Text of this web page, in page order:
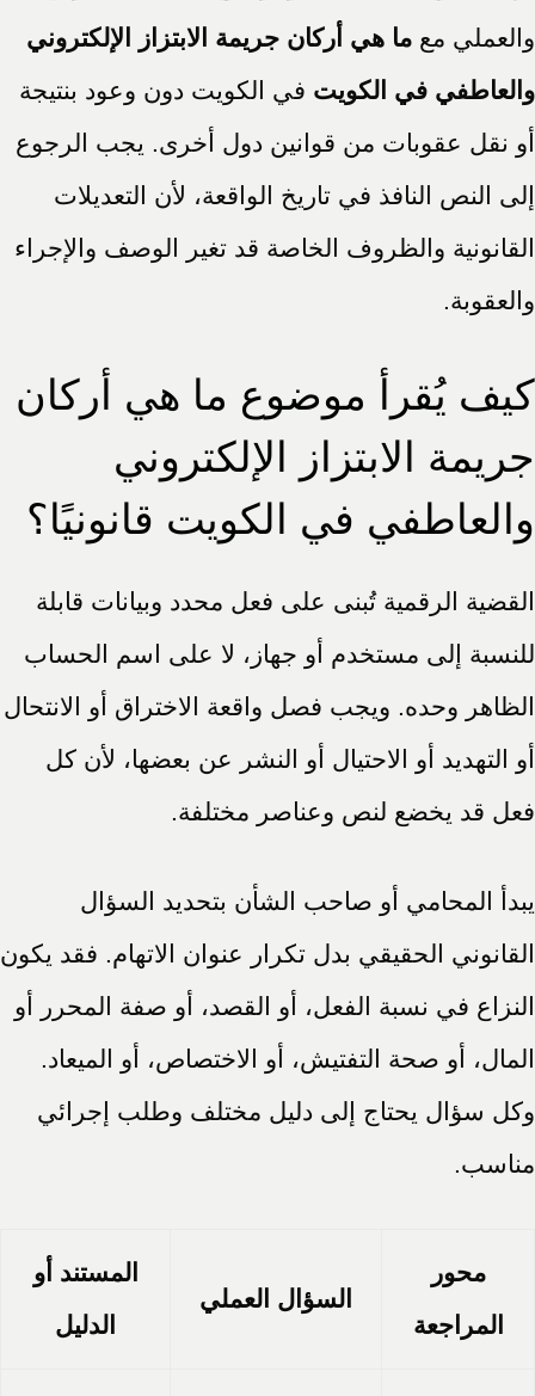
والعملي مع ما هي أركان جريمة الابتزاز الإلكتروني
والعاطفي في الكويت في الكويت دون وعود بنتيجة
أو نقل عقوبات من قوانين دول أخرى. يجب الرجوع
إلى النص النافذ في تاريخ الواقعة، لأن التعديلات
القانونية والظروف الخاصة قد تغير الوصف والإجراء
والعقوبة.
كيف يُقرأ موضوع ما هي أركان
جريمة الابتزاز الإلكتروني
والعاطفي في الكويت قانونيًا؟
القضية الرقمية تُبنى على فعل محدد وبيانات قابلة
للنسبة إلى مستخدم أو جهاز، لا على اسم الحساب
الظاهر وحده. ويجب فصل واقعة الاختراق أو الانتحال
أو التهديد أو الاحتيال أو النشر عن بعضها، لأن كل
فعل قد يخضع لنص وعناصر مختلفة.
يبدأ المحامي أو صاحب الشأن بتحديد السؤال
القانوني الحقيقي بدل تكرار عنوان الاتهام. فقد يكون
النزاع في نسبة الفعل، أو القصد، أو صفة المحرر أو
المال، أو صحة التفتيش، أو الاختصاص، أو الميعاد.
وكل سؤال يحتاج إلى دليل مختلف وطلب إجرائي
مناسب.
محور
المراجعة
السؤال العملي
المستند أو
الدليل